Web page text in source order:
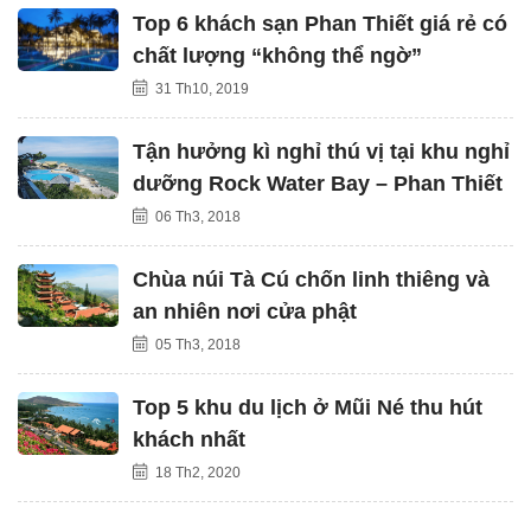
Top 6 khách sạn Phan Thiết giá rẻ có
chất lượng “không thể ngờ”
31 Th10, 2019
Tận hưởng kì nghỉ thú vị tại khu nghỉ
dưỡng Rock Water Bay – Phan Thiết
06 Th3, 2018
Chùa núi Tà Cú chốn linh thiêng và
an nhiên nơi cửa phật
05 Th3, 2018
Top 5 khu du lịch ở Mũi Né thu hút
khách nhất
18 Th2, 2020